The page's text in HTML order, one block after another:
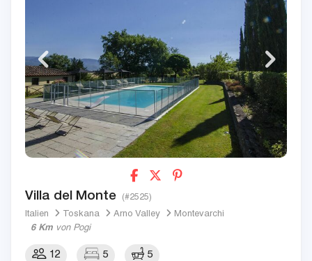
Villa del Monte (#2525)
Italien Toskana Arno Valley
Montevarchi
6 Km von Pogi
12 5 5